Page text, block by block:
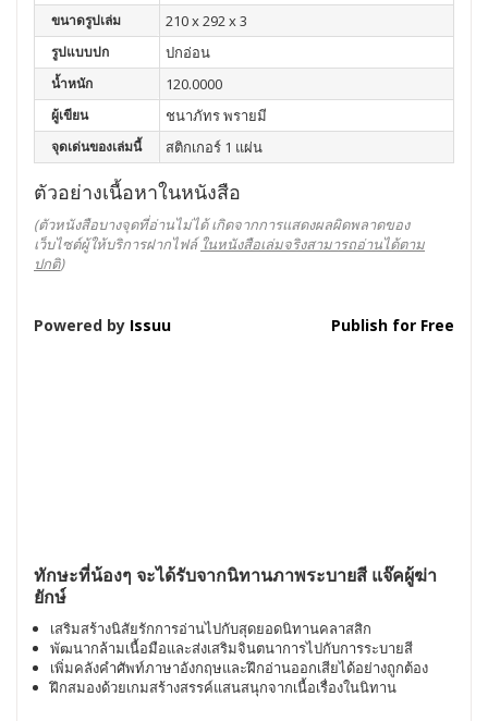
ขนาดรูปเล่ม 210 x 292 x 3
รูปแบบปก ปกอ่อน
น้ำหนัก 120.0000
ผู้เขียน ชนาภัทร พรายมี
จุดเด่นของเล่มนี้ สติกเกอร์ 1 แผ่น
ตัวอย่างเนื้อหาในหนังสือ
(ตัวหนังสือบางจุดที่อ่านไม่ได้ เกิดจากการแสดงผลผิดพลาดของ
เว็บไซต์ผู้ให้บริการฝากไฟล์ ในหนังสือเล่มจริงสามารถอ่านได้ตาม
ปกติ)
Powered by Issuu Publish for Free
ทักษะที่น้องๆ จะได้รับจากนิทานภาพระบายสี แจ๊คผู้ฆ่า
ยักษ์
เสริมสร้างนิสัยรักการอ่านไปกับสุดยอดนิทานคลาสสิก
พัฒนากล้ามเนื้อมือและส่งเสริมจินตนาการไปกับการระบายสี
เพิ่มคลังคำศัพท์ภาษาอังกฤษและฝึกอ่านออกเสียได้อย่างถูกต้อง
ฝึกสมองด้วยเกมสร้างสรรค์แสนสนุกจากเนื้อเรื่องในนิทาน